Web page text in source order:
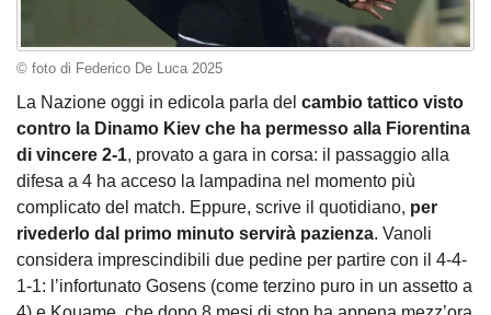
© foto di Federico De Luca 2025
La Nazione oggi in edicola parla del cambio tattico visto
contro la Dinamo Kiev che ha permesso alla Fiorentina
di vincere 2-1, provato a gara in corsa: il passaggio alla
difesa a 4 ha acceso la lampadina nel momento più
complicato del match. Eppure, scrive il quotidiano, per
rivederlo dal primo minuto servirà pazienza. Vanoli
considera imprescindibili due pedine per partire con il 4-4-
1-1: l’infortunato Gosens (come terzino puro in un assetto a